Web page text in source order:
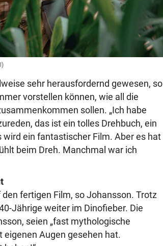
sehr herausfordernd gewesen, so
vorstellen können, wie all die
sollen. „Ich habe
das ist ein tolles Drehbuch, ein
ein fantastischer Film. Aber es hat
beim Dreh. Manchmal war ich
fertigen Film, so Johansson. Trotz
Jährige weiter im Dinofieber. Die
seien „fast mythologische
eigenen Augen gesehen hat.